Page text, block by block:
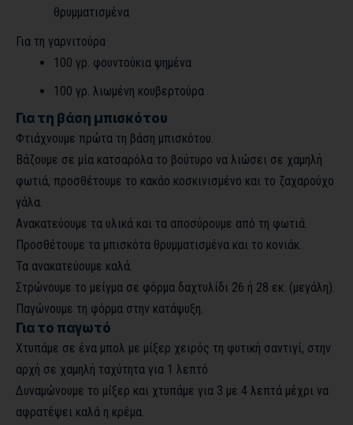
θρυμματισμένα
Για τη γαρνιτούρα
100 γρ. φουντούκια ψημένα
100 γρ. λιωμένη κουβερτούρα
Για τη βάση μπισκότου
Φτιάχνουμε πρώτα τη βάση μπισκότου.
Βάζουμε σε μία κατσαρόλα το βούτυρο να λιώσει σε χαμηλή
φωτιά, προσθέτουμε το κακάο κοσκινισμένο και το ζαχαρούχο
γάλα.
Ανακατεύουμε τα υλικά και τα αποσύρουμε από τη φωτιά.
Προσθέτουμε τα μπισκότα θρυμματισμένα και το κονιάκ.
Τα ανακατεύουμε καλά.
Στρώνουμε το μείγμα σε φόρμα δαχτυλίδι 26 ή 28 εκ. (μεγάλη).
Παγώνουμε τη φόρμα στην κατάψυξη.
Για το παγωτό
Χτυπάμε σε ένα μπολ με μίξερ χειρός τη φυτική σαντιγί, στην
αρχή σε χαμηλή ταχύτητα για 1 λεπτό
Δυναμώνουμε το μίξερ και χτυπάμε για 3 με 4 λεπτά μέχρι να
αφρατέψει καλά η κρέμα.